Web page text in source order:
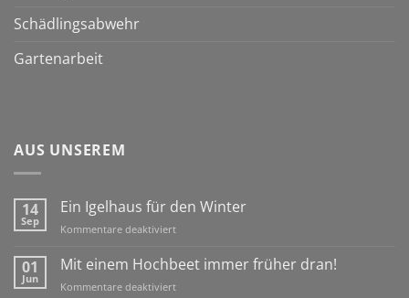
Schädlingsabwehr
Gartenarbeit
AUS UNSEREM
14
Sep
Ein Igelhaus für den Winter
Kommentare deaktiviertfür
Igelhaus
den
01
Jun
Mit einem Hochbeet immer früher dran!
Kommentare deaktiviertfür